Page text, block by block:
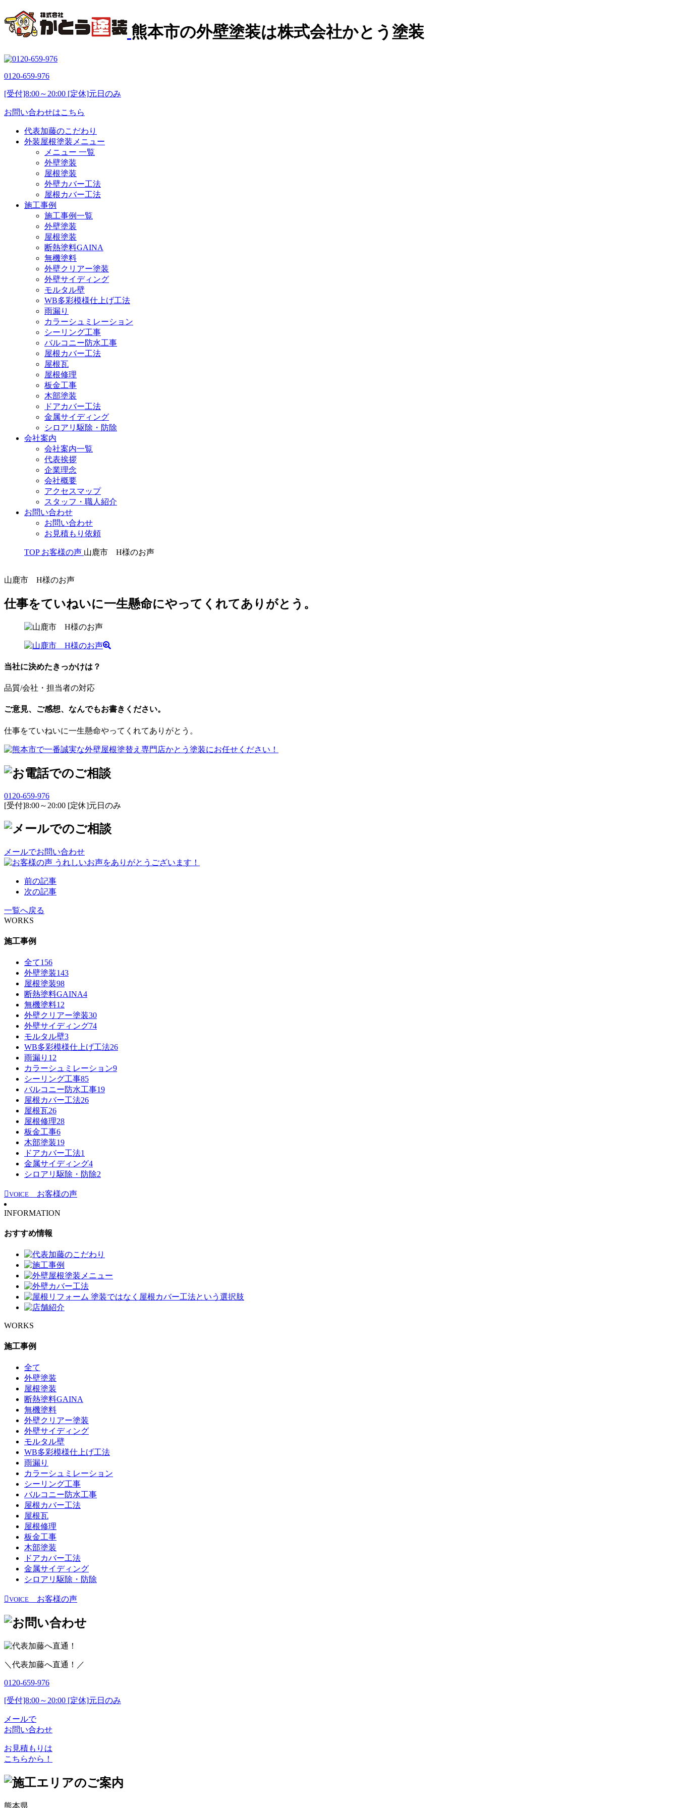
熊本市の外壁塗装は株式会社かとう塗装
0120-659-976
[受付]8:00～20:00 [定休]元日のみ
お問い合わせはこちら
代表加藤のこだわり
外装屋根塗装メニュー
メニュー 一覧
外壁塗装
屋根塗装
外壁カバー工法
屋根カバー工法
施工事例
施工事例一覧
外壁塗装
屋根塗装
断熱塗料GAINA
無機塗料
外壁クリアー塗装
外壁サイディング
モルタル壁
WB多彩模様仕上げ工法
雨漏り
カラーシュミレーション
シーリング工事
バルコニー防水工事
屋根カバー工法
屋根瓦
屋根修理
板金工事
木部塗装
ドアカバー工法
金属サイディング
シロアリ駆除・防除
会社案内
会社案内一覧
代表挨拶
企業理念
会社概要
アクセスマップ
スタッフ・職人紹介
お問い合わせ
お問い合わせ
お見積もり依頼
TOP お客様の声 山鹿市 H様のお声
山鹿市 H様のお声
仕事をていねいに一生懸命にやってくれてありがとう。
当社に決めたきっかけは？
品質/会社・担当者の対応
ご意見、ご感想、なんでもお書きください。
仕事をていねいに一生懸命やってくれてありがとう。
0120-659-976
[受付]8:00～20:00 [定休]元日のみ
メールでお問い合わせ
前の記事
次の記事
一覧へ戻る
WORKS
施工事例
全て156
外壁塗装143
屋根塗装98
断熱塗料GAINA4
無機塗料12
外壁クリアー塗装30
外壁サイディング74
モルタル壁3
WB多彩模様仕上げ工法26
雨漏り 12
カラーシュミレーション9
シーリング工事85
バルコニー防水工事19
屋根カバー工法26
屋根瓦26
屋根修理28
板金工事6
木部塗装19
ドアカバー工法1
金属サイディング4
シロアリ駆除・防除2
VOICE お客様の声
INFORMATION
おすすめ情報
WORKS
施工事例
全て
外壁塗装
屋根塗装
断熱塗料GAINA
無機塗料
外壁クリアー塗装
外壁サイディング
モルタル壁
WB多彩模様仕上げ工法
雨漏り
カラーシュミレーション
シーリング工事
バルコニー防水工事
屋根カバー工法
屋根瓦
屋根修理
板金工事
木部塗装
ドアカバー工法
金属サイディング
シロアリ駆除・防除
VOICE お客様の声
＼代表加藤へ直通！／
0120-659-976
[受付]8:00～20:00 [定休]元日のみ
メールで
お問い合わせ
お見積もりは
こちらから！
熊本県